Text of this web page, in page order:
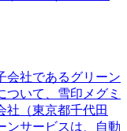
会社であるグリーン
いて、雪印メグミ
社（東京都千代田
ンサービスは、自動